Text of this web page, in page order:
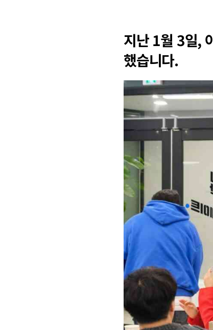
지난 1월 3일,
했습니다.